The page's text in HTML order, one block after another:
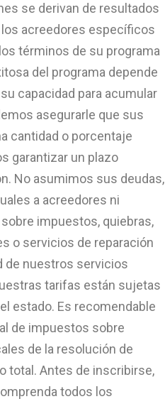
se derivan de resultados
acreedores específicos
términos de su programa
del programa depende
capacidad para acumular
asegurarle que sus
cantidad o porcentaje
garantizar un plazo
No asumimos sus deudas,
a acreedores ni
impuestos, quiebras,
o servicios de reparación
de nuestros servicios
tarifas están sujetas
estado. Es recomendable
de impuestos sobre
de la resolución de
total. Antes de inscribirse,
todos los